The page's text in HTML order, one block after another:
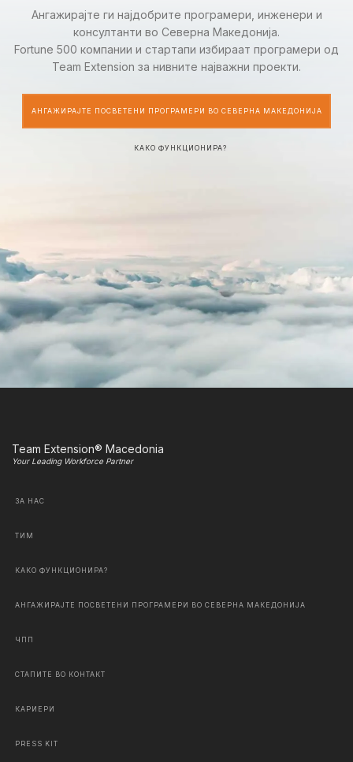
Ангажирајте ги најдобрите програмери, инженери и
консултанти во Северна Македонија.
Fortune 500 компании и стартапи избираат програмери од
Team Extension за нивните најважни проекти.
АНГАЖИРАЈТЕ ПОСВЕТЕНИ ПРОГРАМЕРИ ВО СЕВЕРНА МАКЕДОНИЈА
КАКО ФУНКЦИОНИРА?
Team Extension® Macedonia
Your Leading Workforce Partner
ЗА НАС
ТИМ
КАКО ФУНКЦИОНИРА?
АНГАЖИРАЈТЕ ПОСВЕТЕНИ ПРОГРАМЕРИ ВО СЕВЕРНА МАКЕДОНИЈА
ЧПП
СТАПИТЕ ВО КОНТАКТ
КАРИЕРИ
PRESS KIT